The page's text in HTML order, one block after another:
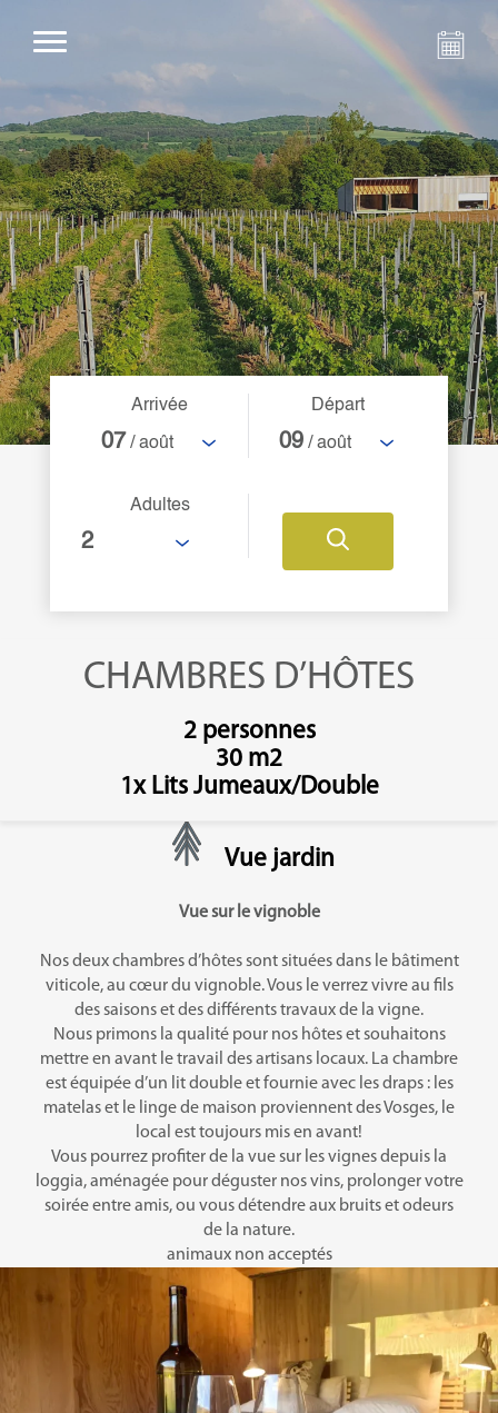
Arrivée
07 / août
Départ
09 / août
Adultes
CHAMBRES D’HÔTES
2 personnes
30 m2
1x Lits Jumeaux/Double
Vue jardin
Vue sur le vignoble
Nos deux chambres d’hôtes sont situées dans le bâtiment
viticole, au cœur du vignoble. Vous le verrez vivre au fils
des saisons et des différents travaux de la vigne.
Nous primons la qualité pour nos hôtes et souhaitons
mettre en avant le travail des artisans locaux. La chambre
est équipée d’un lit double et fournie avec les draps : les
matelas et le linge de maison proviennent des Vosges, le
local est toujours mis en avant!
Vous pourrez profiter de la vue sur les vignes depuis la
loggia, aménagée pour déguster nos vins, prolonger votre
soirée entre amis, ou vous détendre aux bruits et odeurs
de la nature.
animaux non acceptés